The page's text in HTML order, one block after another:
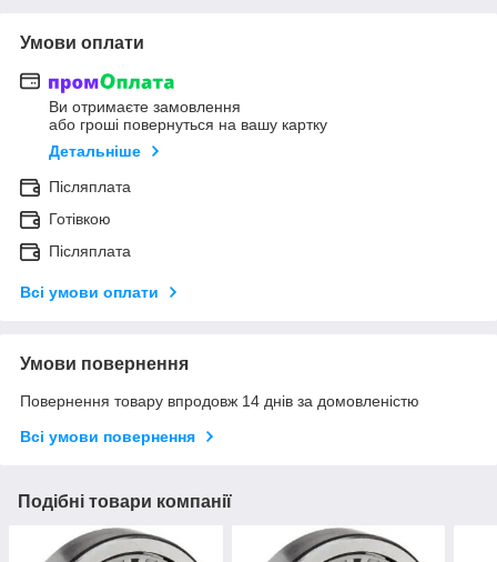
Умови оплати
Ви отримаєте замовлення
або гроші повернуться на вашу картку
Детальніше
Післяплата
Готівкою
Післяплата
Всі умови оплати
Умови повернення
Повернення товару впродовж 14 днів за домовленістю
Всі умови повернення
Подібні товари компанії